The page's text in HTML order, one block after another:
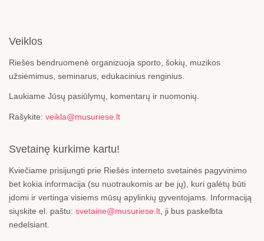
Veiklos
Riešės bendruomenė organizuoja sporto, šokių, muzikos
užsiėmimus, seminarus, edukacinius renginius.
Laukiame Jūsų pasiūlymų, komentarų ir nuomonių.
Rašykite: veikla@musuriese.lt
Svetainę kurkime kartu!
Kviečiame prisijungti prie Riešės interneto svetainės pagyvinimo
bet kokia informacija (su nuotraukomis ar be jų), kuri galėtų būti
įdomi ir vertinga visiems mūsų apylinkių gyventojams. Informaciją
siųskite el. paštu: svetaine@musuriese.lt , ji bus paskelbta
nedelsiant.